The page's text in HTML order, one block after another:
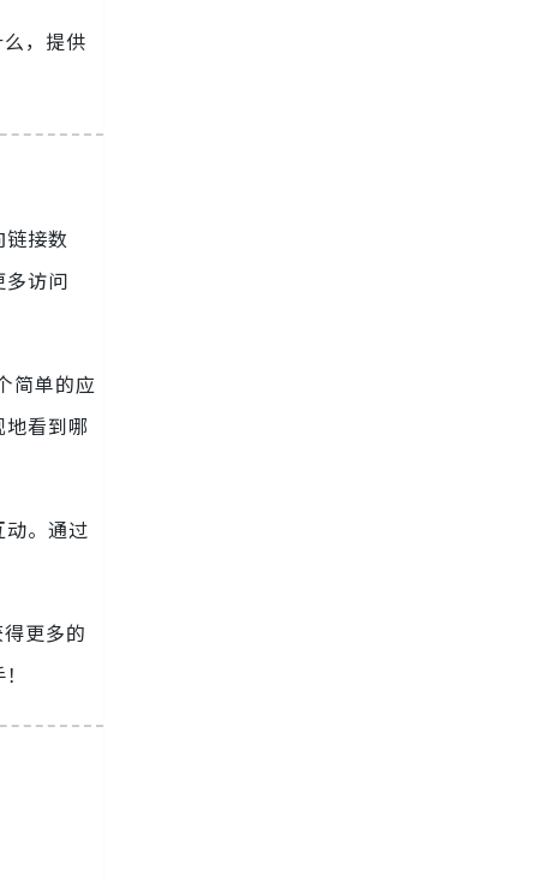
，提供
接数
访问
简单的应
看到哪
。通过
更多的